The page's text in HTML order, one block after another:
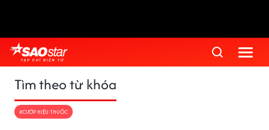
Tìm theo từ khóa
#CƯỚP HIỆU THUỐC